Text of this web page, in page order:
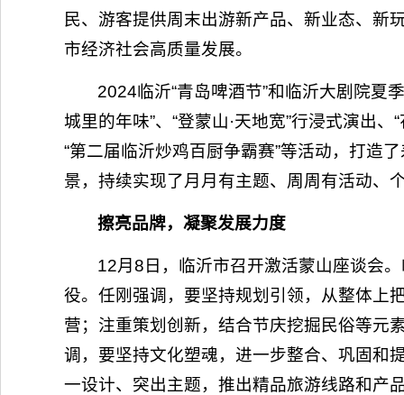
民、游客提供周末出游新产品、新业态、新
市经济社会高质量发展。
2024临沂“青岛啤酒节”和临沂大剧院夏
城里的年味”、“登蒙山·天地宽”行浸式演出
“第二届临沂炒鸡百厨争霸赛”等活动，打造
景，持续实现了月月有主题、周周有活动、
擦亮品牌，凝聚发展力度
12月8日，临沂市召开激活蒙山座谈会
役。任刚强调，要坚持规划引领，从整体上
营；注重策划创新，结合节庆挖掘民俗等元
调，要坚持文化塑魂，进一步整合、巩固和
一设计、突出主题，推出精品旅游线路和产